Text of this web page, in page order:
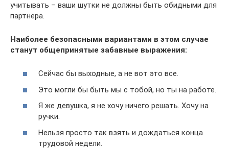
учитывать – ваши шутки не должны быть обидными для
партнера.
Наиболее безопасными вариантами в этом случае
станут общепринятые забавные выражения:
Сейчас бы выходные, а не вот это все.
Это могли бы быть мы с тобой, но ты на работе.
Я же девушка, я не хочу ничего решать. Хочу на
ручки.
Нельзя просто так взять и дождаться конца
трудовой недели.